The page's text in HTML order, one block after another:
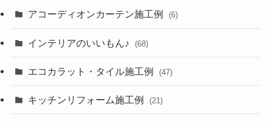
アコーディオンカーテン施工例 (6)
インテリアのいいもん♪ (68)
エコカラット・タイル施工例 (47)
キッチンリフォーム施工例 (21)